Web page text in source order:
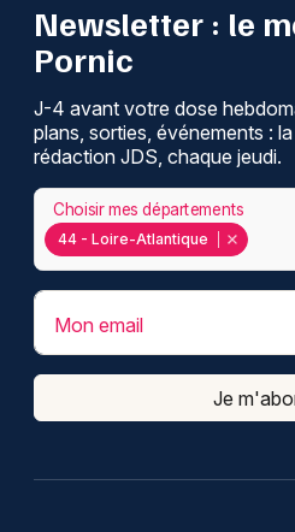
Newsletter : le
Pornic
J-4 avant votre dose
plans, sorties, événements :
rédaction JDS, chaque jeudi.
44 - Loire-Atlantique
Choisir mes départements
Mon email
Je